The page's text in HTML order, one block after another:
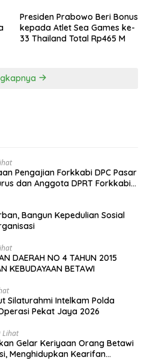
Presiden Prabowo Beri Bonus
kepada Atlet Sea Games ke-
33 Thailand Total Rp465 M
Pengajian Forkkabi DPC Pasar
dan Anggota DPRT Forkkabi
Bangun Kepedulian Sosial
DAERAH NO 4 TAHUN 2015
KEBUDAYAAN BETAWI
Silaturahmi Intelkam Polda
Pekat Jaya 2026
Lihat
Gelar Keriyaan Orang Betawi
Menghidupkan Kearifan